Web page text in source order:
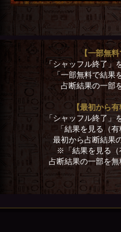
【一部無料
「シャッフル終了」
「一部無料で結果
占断結果の一部
【最初から
「シャッフル終了」
「結果を見る（
最初から占断結果
※「結果を見る（
占断結果の一部を無